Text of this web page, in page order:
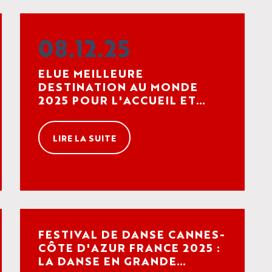
08.12.25
ELUE MEILLEURE
DESTINATION AU MONDE
2025 POUR L'ACCUEIL ET
D'ÉVÉNEMENTS ET DE
FESTIVALS
LIRE LA SUITE
FESTIVAL DE DANSE CANNES-
CÔTE D'AZUR FRANCE 2025 :
LA DANSE EN GRANDE